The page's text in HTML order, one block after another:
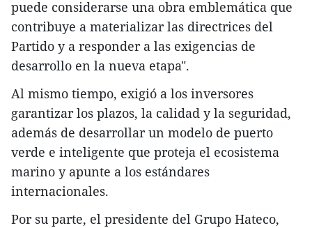
puede considerarse una obra emblemática que
contribuye a materializar las directrices del
Partido y a responder a las exigencias de
desarrollo en la nueva etapa".
​Al mismo tiempo, exigió a los inversores
garantizar los plazos, la calidad y la seguridad,
además de desarrollar un modelo de puerto
verde e inteligente que proteja el ecosistema
marino y apunte a los estándares
internacionales.
​Por su parte, el presidente del Grupo Hateco,